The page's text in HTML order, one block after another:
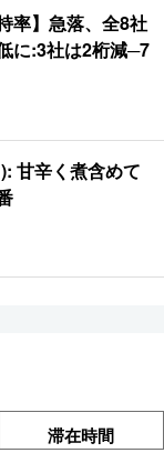
率】急落、全8社
に:3社は2桁減─7
甘辛く煮含めて
滞在時間